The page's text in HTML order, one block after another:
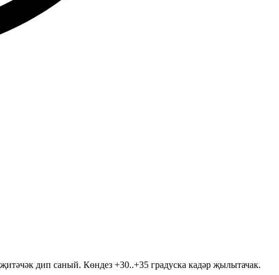
дип саный. Көндез +30..+35 градуска кадәр җылытачак.